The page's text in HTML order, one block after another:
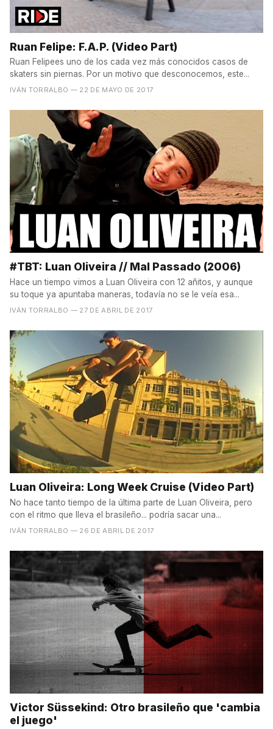
Ruan Felipe: F.A.P. (Video Part)
Ruan Felipees uno de los cada vez más conocidos casos de
skaters sin piernas. Por un motivo que desconocemos, este...
IVÁN TORRALBO — 22 DE MAYO DE 2017
#TBT: Luan Oliveira // Mal Passado (2006)
Hace un tiempo vimos a Luan Oliveira con 12 añitos, y aunque
su toque ya apuntaba maneras, todavía no se le veía esa...
IVÁN TORRALBO — 27 DE ABRIL DE 2017
Luan Oliveira: Long Week Cruise (Video Part)
No hace tanto tiempo de la última parte de Luan Oliveira, pero
con el ritmo que lleva el brasileño... podría sacar una...
IVÁN TORRALBO — 26 DE ABRIL DE 2017
Victor Süssekind: Otro brasileño que 'cambia
el juego'